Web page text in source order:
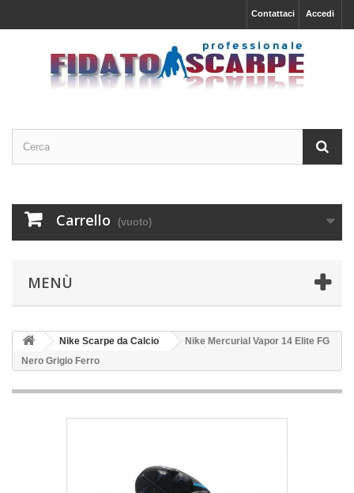
Accedi
Contattaci
Carrello (vuoto)
MENÙ
Nike Scarpe da Calcio
Nike Mercurial Vapor 14 Elite FG
Nero Grigio Ferro